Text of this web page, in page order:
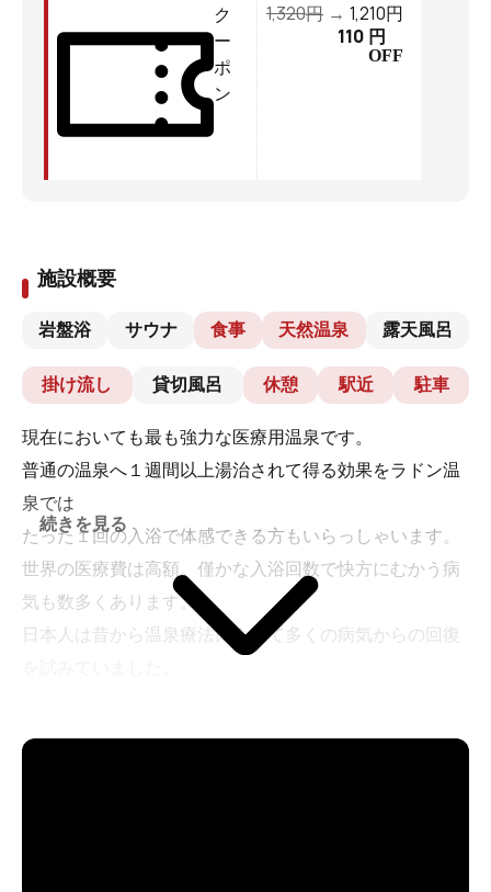
ク
ー
ポ
ン
1,320円 → 1,210円
110 円
OFF
施設概要
岩盤浴 サウナ 食事 天然温泉 露天風呂
掛け流し 貸切風呂 休憩 駅近 駐車
現在においても最も強力な医療用温泉です。
普通の温泉へ１週間以上湯治されて得る効果をラドン温
泉では
たった１回の入浴で体感できる方もいらっしゃいます。
世界の医療費は高額。僅かな入浴回数で快方にむかう病
気も数多くあります。
日本人は昔から温泉療法によって多くの病気からの回復
竜王ラドン温泉はラドン温泉では東洋一の施設であり、
続きを見る